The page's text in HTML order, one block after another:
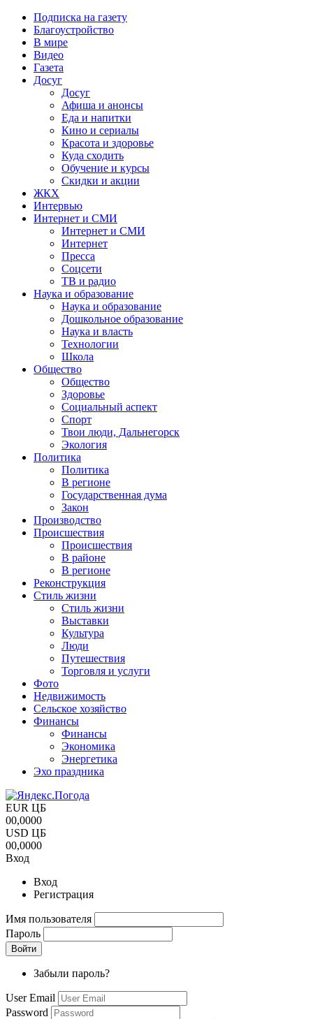
Подписка на газету
Благоустройство
В мире
Видео
Газета
Досуг
Досуг
Афиша и анонсы
Еда и напитки
Кино и сериалы
Красота и здоровье
Куда сходить
Обучение и курсы
Скидки и акции
ЖКХ
Интервью
Интернет и СМИ
Интернет и СМИ
Интернет
Пресса
Соцсети
ТВ и радио
Наука и образование
Наука и образование
Дошкольное образование
Наука и власть
Технологии
Школа
Общество
Общество
Здоровье
Социальный аспект
Спорт
Твои люди, Дальнегорск
Экология
Политика
Политика
В регионе
Государственная дума
Закон
Производство
Происшествия
Происшествия
В районе
В регионе
Реконструкция
Стиль жизни
Стиль жизни
Выставки
Культура
Люди
Путешествия
Торговля и услуги
Фото
Недвижимость
Сельское хозяйство
Финансы
Финансы
Экономика
Энергетика
Эхо праздника
EUR ЦБ
00,0000
USD ЦБ
00,0000
Вход
Вход
Регистрация
Имя пользователя
Пароль
Забыли пароль?
User Email
Password